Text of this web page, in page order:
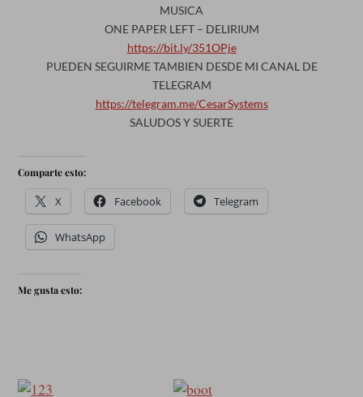
MUSICA
ONE PAPER LEFT – DELIRIUM
https://bit.ly/351OPje
PUEDEN SEGUIRME TAMBIEN DESDE MI CANAL DE
TELEGRAM
https://telegram.me/CesarSystems
SALUDOS Y SUERTE
Comparte esto:
X Facebook Telegram
WhatsApp
Me gusta esto: